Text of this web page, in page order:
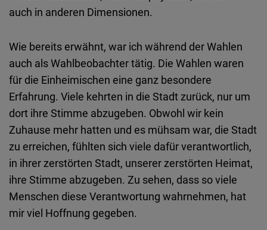
auch in anderen Dimensionen.
Wie bereits erwähnt, war ich während der Wahlen
auch als Wahlbeobachter tätig. Die Wahlen waren
für die Einheimischen eine ganz besondere
Erfahrung. Viele kehrten in die Stadt zurück, nur um
dort ihre Stimme abzugeben. Obwohl wir kein
Zuhause mehr hatten und es mühsam war, die Stadt
zu erreichen, fühlten sich viele dafür verantwortlich,
in ihrer zerstörten Stadt, unserer zerstörten Heimat,
ihre Stimme abzugeben. Zu sehen, dass so viele
Menschen diese Verantwortung wahrnehmen, hat
mir viel Hoffnung gegeben.